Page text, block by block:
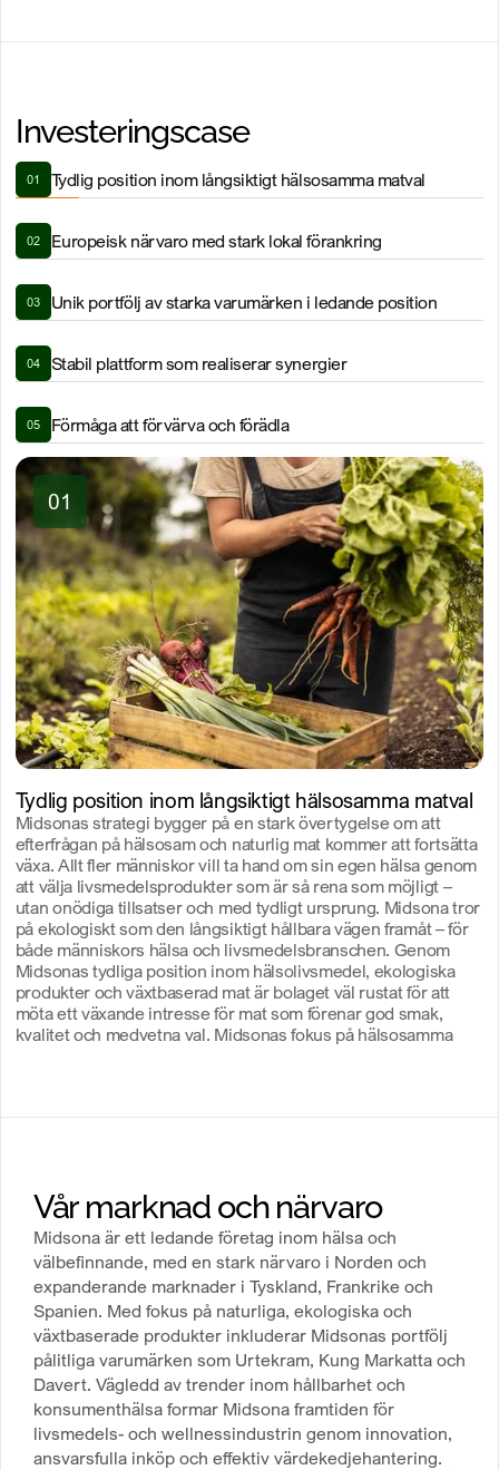
Investeringscase
01 Tydlig position inom långsiktigt hälsosamma matval
02 Europeisk närvaro med stark lokal förankring
03 Unik portfölj av starka varumärken i ledande position
04 Stabil plattform som realiserar synergier
05 Förmåga att förvärva och förädla
01
Tydlig position inom långsiktigt hälsosamma matval
Midsonas strategi bygger på en stark övertygelse om att
efterfrågan på hälsosam och naturlig mat kommer att fortsätta
växa. Allt fler människor vill ta hand om sin egen hälsa genom
att välja livsmedelsprodukter som är så rena som möjligt –
utan onödiga tillsatser och med tydligt ursprung. Midsona tror
på ekologiskt som den långsiktigt hållbara vägen framåt – för
både människors hälsa och livsmedelsbranschen. Genom
Midsonas tydliga position inom hälsolivsmedel, ekologiska
produkter och växtbaserad mat är bolaget väl rustat för att
möta ett växande intresse för mat som förenar god smak,
kvalitet och medvetna val. Midsonas fokus på hälsosamma
Vår marknad och närvaro
Midsona är ett ledande företag inom hälsa och
välbefinnande, med en stark närvaro i Norden och
expanderande marknader i Tyskland, Frankrike och
Spanien. Med fokus på naturliga, ekologiska och
växtbaserade produkter inkluderar Midsonas portfölj
pålitliga varumärken som Urtekram, Kung Markatta och
Davert. Vägledd av trender inom hållbarhet och
konsumenthälsa formar Midsona framtiden för
livsmedels- och wellnessindustrin genom innovation,
ansvarsfulla inköp och effektiv värdekedjehantering.